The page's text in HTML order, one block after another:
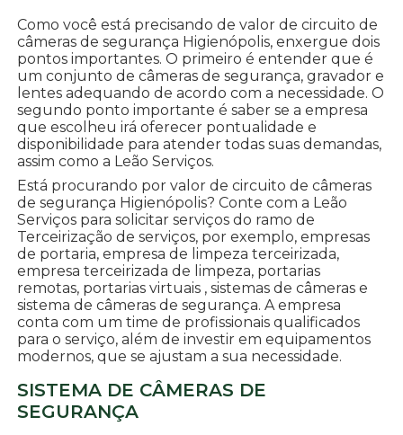
Como você está precisando de valor de circuito de
câmeras de segurança Higienópolis, enxergue dois
pontos importantes. O primeiro é entender que é
um conjunto de câmeras de segurança, gravador e
lentes adequando de acordo com a necessidade. O
segundo ponto importante é saber se a empresa
que escolheu irá oferecer pontualidade e
disponibilidade para atender todas suas demandas,
assim como a Leão Serviços.
Está procurando por valor de circuito de câmeras
de segurança Higienópolis? Conte com a Leão
Serviços para solicitar serviços do ramo de
Terceirização de serviços, por exemplo, empresas
de portaria, empresa de limpeza terceirizada,
empresa terceirizada de limpeza, portarias
remotas, portarias virtuais , sistemas de câmeras e
sistema de câmeras de segurança. A empresa
conta com um time de profissionais qualificados
para o serviço, além de investir em equipamentos
modernos, que se ajustam a sua necessidade.
SISTEMA DE CÂMERAS DE
SEGURANÇA